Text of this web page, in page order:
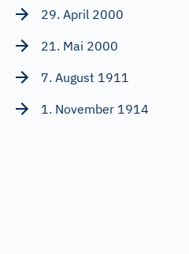
29. April 2000
21. Mai 2000
7. August 1911
1. November 1914